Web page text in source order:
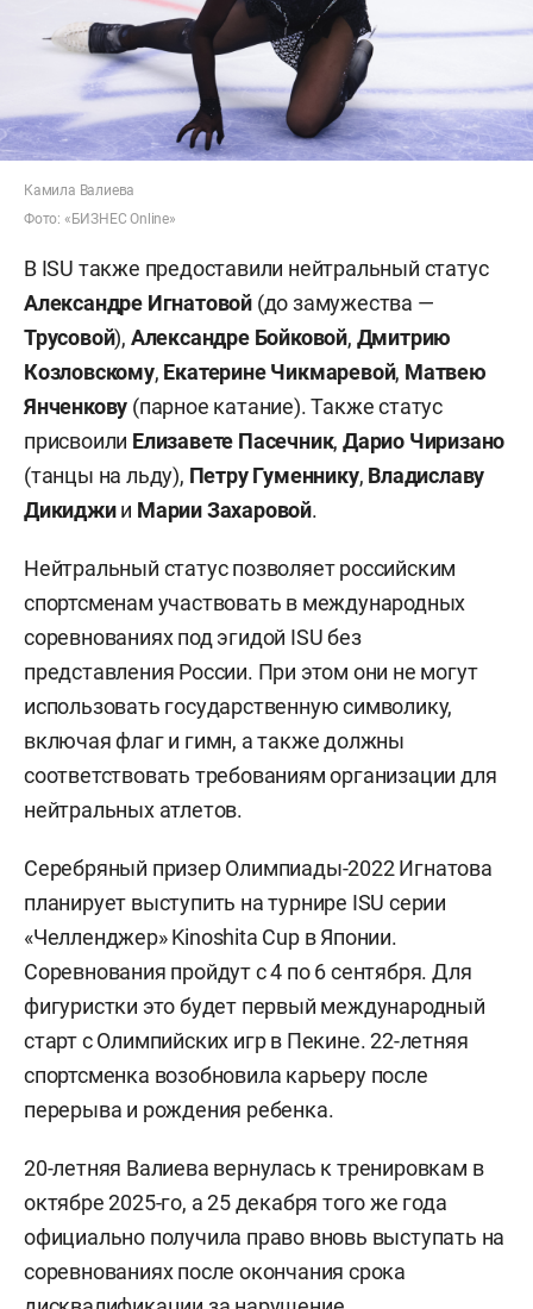
Камила Валиева
Фото: «БИЗНЕС Online»
В ISU также предоставили нейтральный статус
Александре Игнатовой (до замужества —
Трусовой), Александре Бойковой, Дмитрию
Козловскому, Екатерине Чикмаревой, Матвею
Янченкову (парное катание). Также статус
присвоили Елизавете Пасечник,Дарио Чиризано
(танцы на льду), Петру Гуменнику, Владиславу
Дикиджии Марии Захаровой.
Нейтральный статус позволяет российским
спортсменам участвовать в международных
соревнованиях под эгидой ISU без
представления России. При этом они не могут
использовать государственную символику,
включая флаг и гимн, а также должны
соответствовать требованиям организации для
нейтральных атлетов.
Серебряный призер Олимпиады-2022 Игнатова
планирует выступить на турнире ISU серии
«Челленджер» Kinoshita Cup в Японии.
Соревнования пройдут с 4 по 6 сентября. Для
фигуристки это будет первый международный
старт с Олимпийских игр в Пекине. 22-летняя
спортсменка возобновила карьеру после
перерыва и рождения ребенка.
20-летняя Валиева вернулась к тренировкам в
октябре 2025-го, а 25 декабря того же года
официально получила право вновь выступать на
соревнованиях после окончания срока